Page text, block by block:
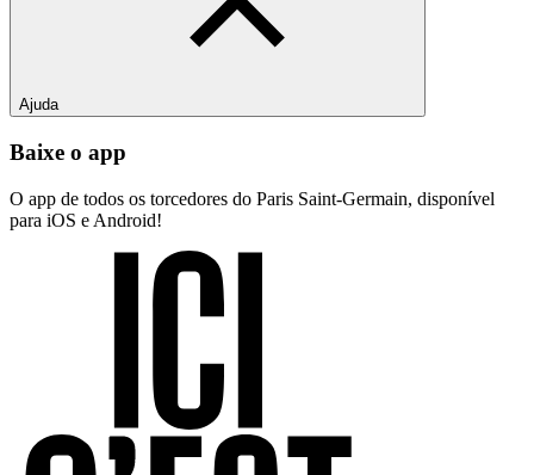
Ajuda
Baixe o app
O app de todos os torcedores do Paris Saint-Germain, disponível
para iOS e Android!